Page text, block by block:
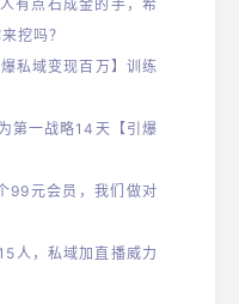
有点石成金的手，希
挖吗？
私域变现百万】训练
第一战略14天【引爆
99元会员，我们做对
人，私域加直播威力